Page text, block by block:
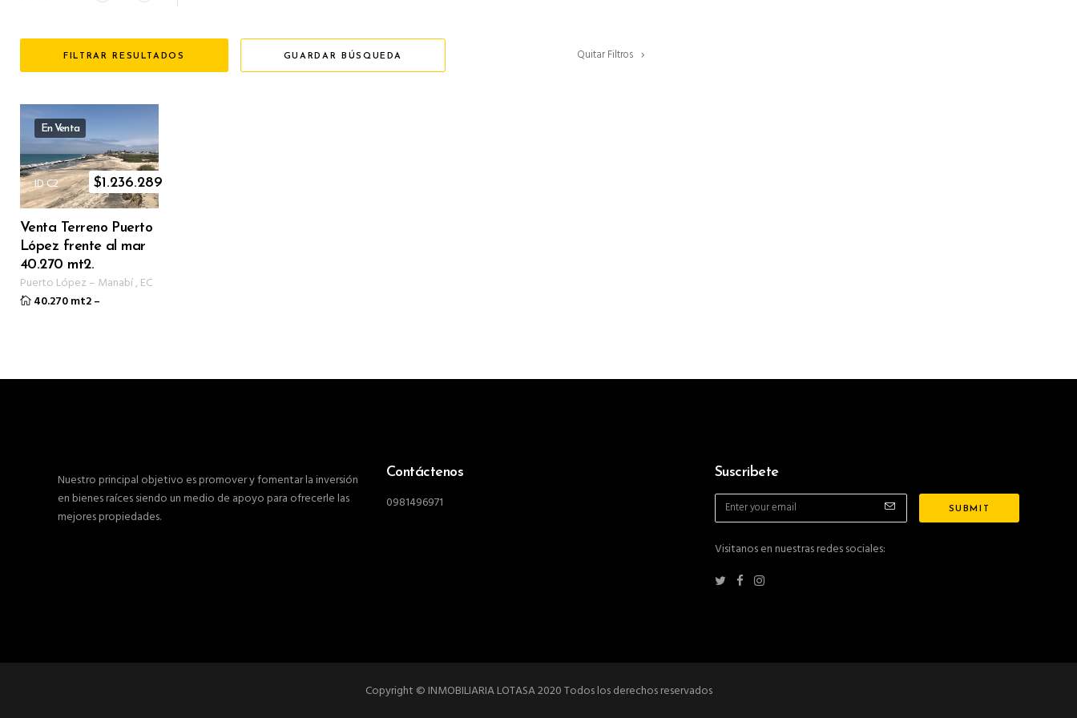
FILTRAR RESULTADOS GUARDAR BÚSQUEDA Quitar Filtros
En Venta
ID C2 $1.236.289
Venta Terreno Puerto
López frente al mar
40.270 mt2.
Puerto López – Manabí, EC
40.270 mt2–
Nuestro principal objetivo es promover y fomentar la inversión
en bienes raíces siendo un medio de apoyo para ofrecerle las
mejores propiedades.
Contáctenos
0981496971
Suscribete
Visitanos en nuestras redes sociales:
Copyright © INMOBILIARIA LOTASA 2020 Todos los derechos reservados